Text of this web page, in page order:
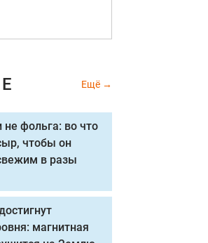
Ещё
не фольга: во что
чтобы он
в разы
магнитная